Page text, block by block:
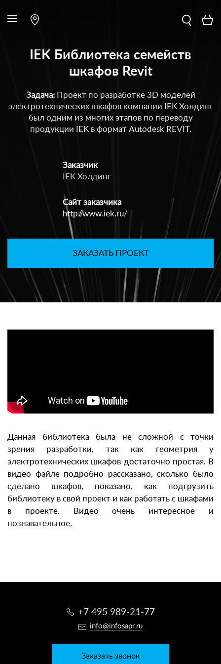
IEK Библиотека семейств
шкафов Revit
Задача:Проект по разработке 3D моделей
электротехнических шкафов компании IEK Холдинг
был одним из многих этапов по переводу
продукции IEK в формат Autodesk REVIT.
Заказчик
IEK Холдинг
Сайт заказчика
http://www.iek.ru/
ЗАКАЗАТЬ ПРОЕКТ
Данная библиотека была не сложной с точки
зрения разработки, так как геометрия у
электротехнических шкафов достаточно простая. В
видео файле подробно рассказано, сколько было
сделано шкафов, показано, как подгрузить
библиотеку в свой проект и как работать с шкафами
в проекте. Видео очень интересное и
познавательное.
+7 495 989-21-77
info@infosapr.ru
Заказать звонок